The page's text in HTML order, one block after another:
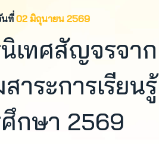
นที่02 มิถุนายน 2569
เทศสัญจรจา
าระการเรีย
กษา 2569